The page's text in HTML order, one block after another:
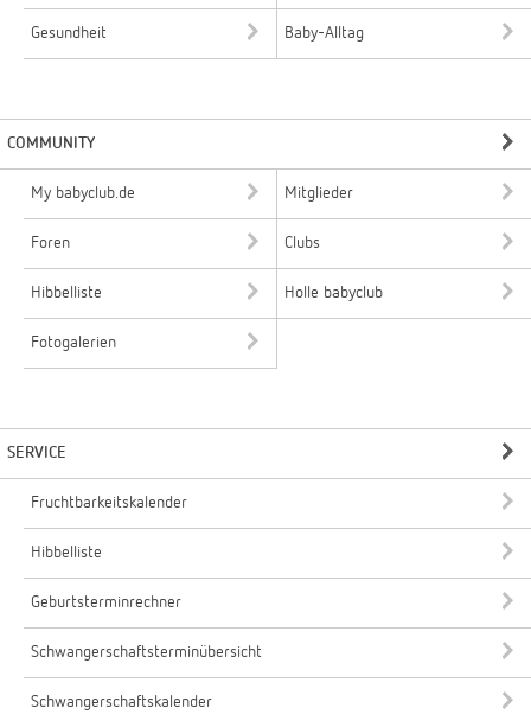
Gesundheit Baby-Alltag
COMMUNITY
My babyclub.de Mitglieder
Foren Clubs
Hibbelliste Holle babyclub
Fotogalerien
SERVICE
Fruchtbarkeitskalender
Hibbelliste
Geburtsterminrechner
Schwangerschaftsterminübersicht
Schwangerschaftskalender